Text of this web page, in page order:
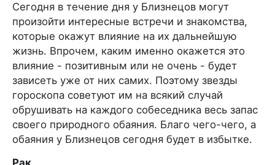
Сегодня в течение дня у Близнецов могут
произойти интересные встречи и знакомства,
которые окажут влияние на их дальнейшую
жизнь. Впрочем, каким именно окажется это
влияние - позитивным или не очень - будет
зависеть уже от них самих. Поэтому звезды
гороскопа советуют им на всякий случай
обрушивать на каждого собеседника весь запас
своего природного обаяния. Благо чего-чего, а
обаяния у Близнецов сегодня будет в избытке.